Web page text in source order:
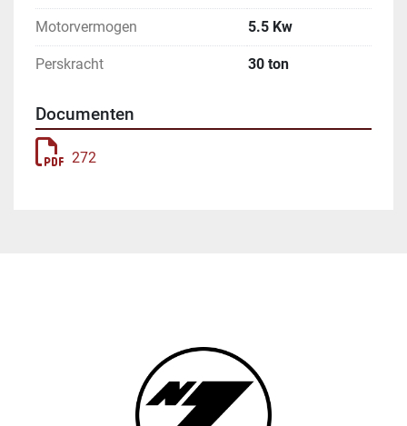
Motorvermogen 5.5 Kw
Perskracht 30 ton
Documenten
272